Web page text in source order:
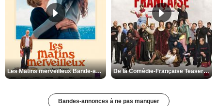
Les Matins merveilleux Bande-annonce VF De la Comédie-Française Teaser VF
Bandes-annonces à ne pas manquer